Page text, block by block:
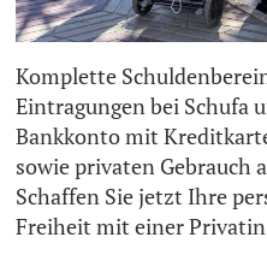
Komplette
Eintragungen bei Schufa
Bankkonto mit
sowie privaten Gebrauch
Schaffen Sie jetzt Ihre
Freiheit mit einer